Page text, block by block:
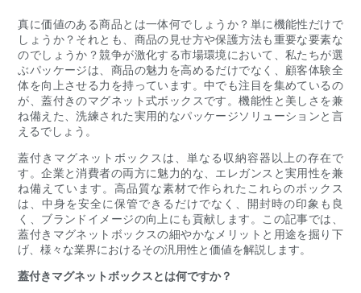
真に価値のある商品とは一体何でしょうか？単に機能性だけで
しょうか？それとも、商品の見せ方や保護方法も重要な要素な
のでしょうか？競争が激化する市場環境において、私たちが選
ぶパッケージは、商品の魅力を高めるだけでなく、顧客体験全
体を向上させる力を持っています。中でも注目を集めているの
が、蓋付きのマグネット式ボックスです。機能性と美しさを兼
ね備えた、洗練された実用的なパッケージソリューションと言
えるでしょう。
蓋付きマグネットボックスは、単なる収納容器以上の存在で
す。企業と消費者の両方に魅力的な、エレガンスと実用性を兼
ね備えています。高品質な素材で作られたこれらのボックス
は、中身を安全に保管できるだけでなく、開封時の印象も良
く、ブランドイメージの向上にも貢献します。この記事では、
蓋付きマグネットボックスの細やかなメリットと用途を掘り下
げ、様々な業界におけるその汎用性と価値を解説します。
蓋付きマグネットボックスとは何ですか？